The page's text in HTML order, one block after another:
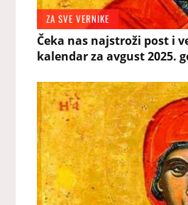
ZA SVE VERNIKE
Čeka nas najstroži post i
kalendar za avgust 2025.